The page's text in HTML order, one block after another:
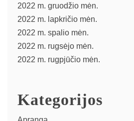
2022 m. gruodžio mėn.
2022 m. lapkričio mėn.
2022 m. spalio mėn.
2022 m. rugsėjo mėn.
2022 m. rugpjūčio mėn.
Kategorijos